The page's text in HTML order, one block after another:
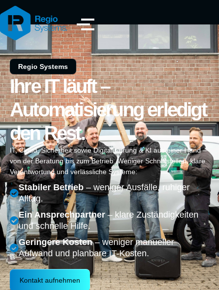
Regio Systems
Ihre IT läuft –
Automatisierung erledigt
den Rest.
IT, Cloud, Sicherheit sowie Digitalisierung & KI aus einer Hand –
von der Beratung bis zum Betrieb. Weniger Schnittstellen, klare
Verantwortung und verlässliche Systeme:
Stabiler Betrieb– weniger Ausfälle, ruhiger
Alltag.
Ein Ansprechpartner– klare Zuständigkeiten
und schnelle Hilfe.
Geringere Kosten– weniger manueller
Aufwand und planbare IT-Kosten.
Kontakt aufnehmen